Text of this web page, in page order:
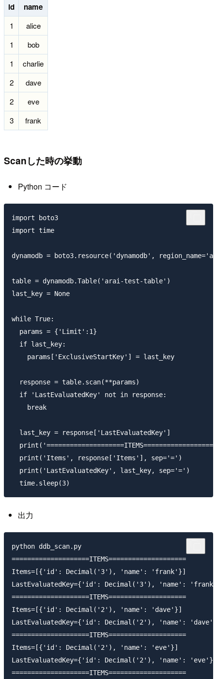
id name
1
alice
1
bob
1
charlie
2
dave
2
eve
3
frank
Scanした時の挙動
Python コード
import boto3
import time
dynamodb = boto3.resource('dynamodb',
table = dynamodb.Table('arai-test-table')
last_key = None
while True:
  params = {'Limit':1}
  if last_key:
    params['ExclusiveStartKey'] = last_key
  response = table.scan(**params)
  if 'LastEvaluatedKey' not in response:
    break
  last_key = response['LastEvaluatedKey']
  print('Items', response['Items'], sep='=')
  print('LastEvaluatedKey', last_key, sep='=')
出力
python ddb_scan.py
====================ITEMS====================
Items=[{'id': Decimal('3'), 'name': 'frank'}]
LastEvaluatedKey={'id': Decimal('3'), 'name':
====================ITEMS====================
Items=[{'id': Decimal('2'), 'name': 'dave'}]
LastEvaluatedKey={'id': Decimal('2'), 'name': 'dave'}
====================ITEMS====================
Items=[{'id': Decimal('2'), 'name': 'eve'}]
LastEvaluatedKey={'id': Decimal('2'), 'name': 'eve'}
====================ITEMS====================